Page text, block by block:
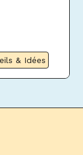
& Idées